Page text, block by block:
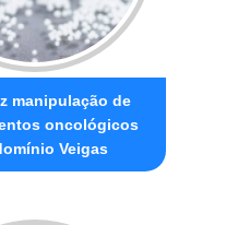
manipulação de
oncológicos
Veigas